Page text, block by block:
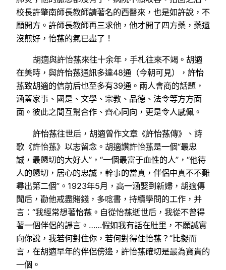
校長許肇南師長教師請著名的西醫來，也是如許說，不
願開方。許師長教師再三求他，他才開了四方藥，藥還
沒煎好，怡蓀的氣已盡了！
胡適與許怡蓀來往十余年，手札往來不竭。胡適
在美時，與許怡蓀通訊多達48通（今朝可見），許怡
蓀致胡適的信前后也至多有39通。兩人會商的話題，
涵蓋家事、國是、文學、宗教、品德、法令等方方面
面。彼此之間互幫合作、齊心同向，更是令人感佩。
許怡蓀往世后，胡適曾作文章《許怡蓀傳》、詩
歌《許怡蓀》以志留念。胡適讚許怡蓀是一個“最忠
誠，最懇切的大好人”，“一個最富于血性的人”，“他待
人的懇切，居心的忠誠，幹事的當真，伴侶中真不不難
尋出第二個”。1923年5月，高一涵娶到新婦，胡適傳
聞后，勸他戒盡賭錢，多唸書，持續學問的工作，并
言：“我經常想著怡蓀。自從怡蓀逝世后，我從不曾得
著一個伴侶的諍言。……假如我有話在肚里，不願誠實
向你說，我若何對住你，若何對得住怡蓀？”比擬而
言，在胡適早年的伴侶傍邊，許怡蓀確切是最為寶貴的
一個。